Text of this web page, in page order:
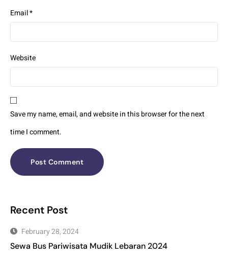
Email*
Website
Save my name, email, and website in this browser for the next
time I comment.
Recent Post
February 28, 2024
Sewa Bus Pariwisata Mudik Lebaran 2024